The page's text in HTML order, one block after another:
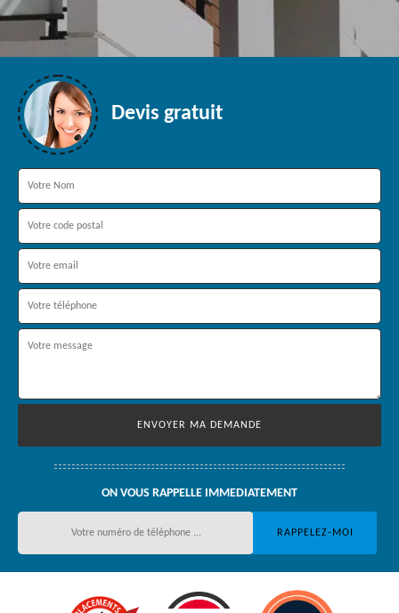
Devis gratuit
ON VOUS RAPPELLE IMMEDIATEMENT